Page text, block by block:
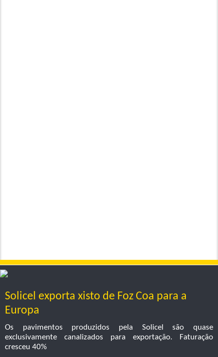
Solicel exporta xisto de Foz Coa para a
Europa
Os pavimentos produzidos pela Solicel são quase
exclusivamente canalizados para exportação. Faturação
cresceu 40%